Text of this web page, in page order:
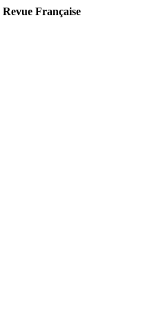
Revue Française